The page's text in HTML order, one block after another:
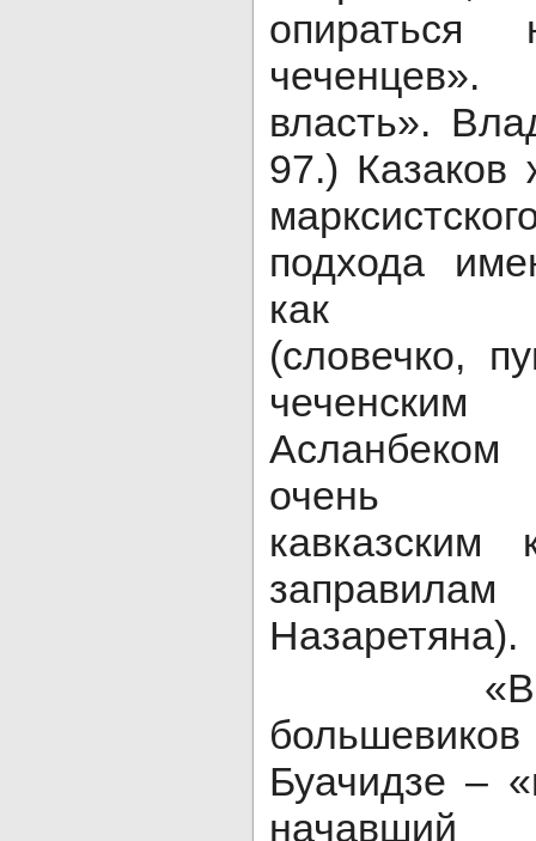
власть».
97.) Казаков
подхода
как
(словечко,
очень
кавказским
Назаретяна).
Буачидзе –